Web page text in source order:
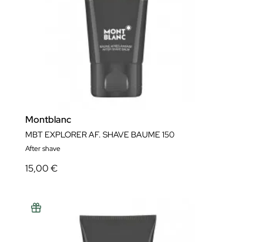
Montblanc
MBT EXPLORER AF. SHAVE BAUME 150
After shave
15,00 €